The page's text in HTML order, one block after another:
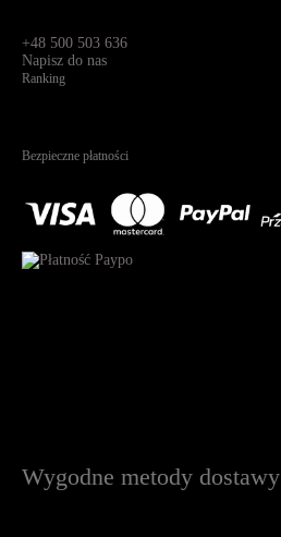
+48 500 503 636
Napisz do nas
Ranking
Bezpieczne płatności
Wygodne metody dostawy